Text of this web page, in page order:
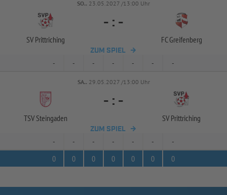
SO.. 23.05.2027 /13:00 Uhr
SV Prittriching
- : -
FC Greifenberg
ZUM SPIEL
- - - - - - -
SA.. 29.05.2027 /13:00 Uhr
TSV Steingaden
- : -
SV Prittriching
ZUM SPIEL
- - - - - -
-
0
0 0 0 0 0 0